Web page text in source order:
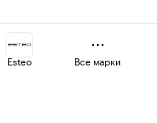
Esteo Все марки